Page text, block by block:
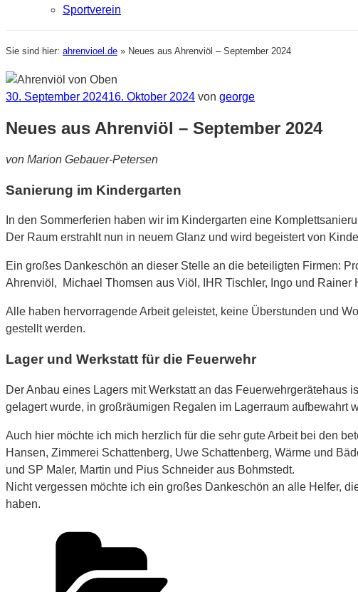
Sportverein
Sie sind hier: ahrenvioel.de » Neues aus Ahrenviöl – September 2024
Veröffentlicht
30. September 202416. Oktober 2024 von george
Neues aus Ahrenviöl – September 2024
von Marion Gebauer-Petersen
Sanierung im Kindergarten
In den Sommerferien haben wir im Kindergarten eine
Der Raum erstrahlt nun in neuem Glanz und wird begeistert von
Ein großes Dankeschön an dieser Stelle an die beteiligten Firmen:
Ahrenviöl, Michael Thomsen aus Viöl, IHR Tischler, Ingo und
Alle haben hervorragende Arbeit geleistet, keine Überstunden und
gestellt werden.
Lager und Werkstatt für die Feuerwehr
Der Anbau eines Lagers mit Werkstatt an das
gelagert wurde, in großräumigen Regalen im Lagerraum aufbewahrt
Auch hier möchte ich mich herzlich für die sehr gute Arbeit bei den
Hansen, Zimmerei Schattenberg, Uwe Schattenberg, Wärme und
und SP Maler, Martin und Pius Schneider aus Bohmstedt.
Nicht vergessen möchte ich ein großes Dankeschön an alle Helfer,
haben.